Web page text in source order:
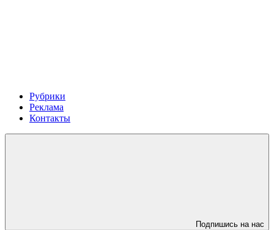
Рубрики
Реклама
Контакты
Подпишись на нас